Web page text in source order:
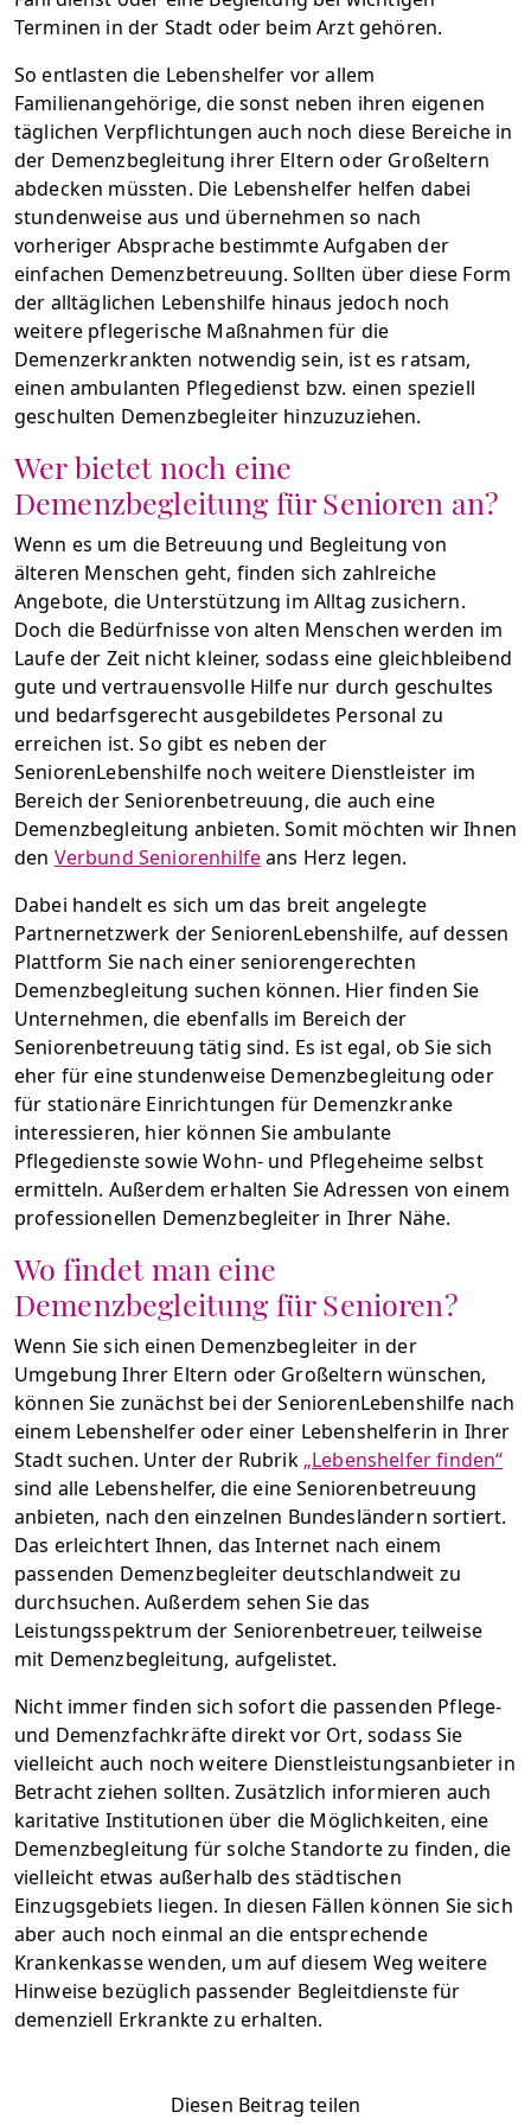
Terminen in der Stadt oder beim Arzt gehören.
So entlasten die Lebenshelfer vor allem
Familienangehörige, die sonst neben ihren eigenen
täglichen Verpflichtungen auch noch diese Bereiche in
der Demenzbegleitung ihrer Eltern oder Großeltern
abdecken müssten. Die Lebenshelfer helfen dabei
stundenweise aus und übernehmen so nach
vorheriger Absprache bestimmte Aufgaben der
einfachen Demenzbetreuung. Sollten über diese Form
der alltäglichen Lebenshilfe hinaus jedoch noch
weitere pflegerische Maßnahmen für die
Demenzerkrankten notwendig sein, ist es ratsam,
einen ambulanten Pflegedienst bzw. einen speziell
geschulten Demenzbegleiter hinzuzuziehen.
Wer bietet noch eine
Demenzbegleitung für Senioren an?
Wenn es um die Betreuung und Begleitung von
älteren Menschen geht, finden sich zahlreiche
Angebote, die Unterstützung im Alltag zusichern.
Doch die Bedürfnisse von alten Menschen werden im
Laufe der Zeit nicht kleiner, sodass eine gleichbleibend
gute und vertrauensvolle Hilfe nur durch geschultes
und bedarfsgerecht ausgebildetes Personal zu
erreichen ist. So gibt es neben der
SeniorenLebenshilfe noch weitere Dienstleister im
Bereich der Seniorenbetreuung, die auch eine
Demenzbegleitung anbieten. Somit möchten wir Ihnen
den Verbund Seniorenhilfeans Herz legen.
Dabei handelt es sich um das breit angelegte
Partnernetzwerk der SeniorenLebenshilfe, auf dessen
Plattform Sie nach einer seniorengerechten
Demenzbegleitung suchen können. Hier finden Sie
Unternehmen, die ebenfalls im Bereich der
Seniorenbetreuung tätig sind. Es ist egal, ob Sie sich
eher für eine stundenweise Demenzbegleitung oder
für stationäre Einrichtungen für Demenzkranke
interessieren, hier können Sie ambulante
Pflegedienste sowie Wohn- und Pflegeheime selbst
ermitteln. Außerdem erhalten Sie Adressen von einem
professionellen Demenzbegleiter in Ihrer Nähe.
Wo findet man eine
Demenzbegleitung für Senioren?
Wenn Sie sich einen Demenzbegleiter in der
Umgebung Ihrer Eltern oder Großeltern wünschen,
können Sie zunächst bei der SeniorenLebenshilfe nach
einem Lebenshelfer oder einer Lebenshelferin in Ihrer
Stadt suchen. Unter der Rubrik „Lebenshelfer finden“
sind alle Lebenshelfer, die eine Seniorenbetreuung
anbieten, nach den einzelnen Bundesländern sortiert.
Das erleichtert Ihnen, das Internet nach einem
passenden Demenzbegleiter deutschlandweit zu
durchsuchen. Außerdem sehen Sie das
Leistungsspektrum der Seniorenbetreuer, teilweise
mit Demenzbegleitung, aufgelistet.
Nicht immer finden sich sofort die passenden Pflege-
und Demenzfachkräfte direkt vor Ort, sodass Sie
vielleicht auch noch weitere Dienstleistungsanbieter in
Betracht ziehen sollten. Zusätzlich informieren auch
karitative Institutionen über die Möglichkeiten, eine
Demenzbegleitung für solche Standorte zu finden, die
vielleicht etwas außerhalb des städtischen
Einzugsgebiets liegen. In diesen Fällen können Sie sich
aber auch noch einmal an die entsprechende
Krankenkasse wenden, um auf diesem Weg weitere
Hinweise bezüglich passender Begleitdienste für
demenziell Erkrankte zu erhalten.
Diesen Beitrag teilen